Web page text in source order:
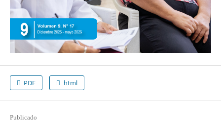
PDF html
Publicado